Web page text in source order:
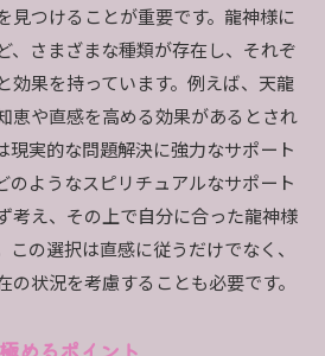
見つけることが重要です。龍神様に
、さまざまな種類が存在し、それぞ
効果を持っています。例えば、天龍
恵や直感を高める効果があるとされ
現実的な問題解決に強力なサポート
のようなスピリチュアルなサポート
考え、その上で自分に合った龍神様
この選択は直感に従うだけでなく、
の状況を考慮することも必要です。